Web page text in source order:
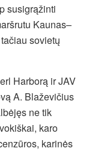
susigrąžinti
Kaunas–
sovietų
Harborą ir JAV
A. Blaževičius
ne tik
karo
karinės